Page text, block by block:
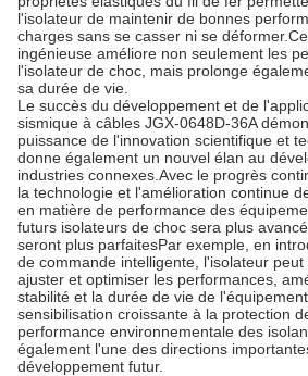
l'isolateur de maintenir de bonnes
charges sans se casser ni se
ingénieuse améliore non seulement les
l'isolateur de choc, mais prolonge
sa durée de vie.
Le succès du développement et de
sismique à câbles JGX-0648D-36A
puissance de l'innovation scientifique et
donne également un nouvel élan au
industries connexes.Avec le progrès
la technologie et l'amélioration continue
en matière de performance des
futurs isolateurs de choc sera plus
seront plus parfaitesPar exemple, en
de commande intelligente, l'isolateur
ajuster et optimiser les performances,
stabilité et la durée de vie de
sensibilisation croissante à la protection
performance environnementale des
également l'une des directions
développement futur.